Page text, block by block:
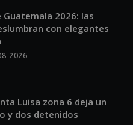
Guatemala 2026: las
con elegantes
2026
Luisa zona 6 deja un
y dos detenidos